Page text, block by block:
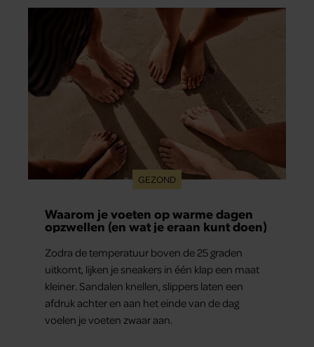
GEZOND
Waarom je voeten op warme dagen
opzwellen (en wat je eraan kunt doen)
Zodra de temperatuur boven de 25 graden
uitkomt, lijken je sneakers in één klap een maat
kleiner. Sandalen knellen, slippers laten een
afdruk achter en aan het einde van de dag
voelen je voeten zwaar aan.